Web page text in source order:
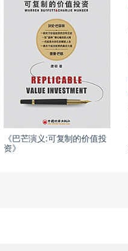
《巴芒演义:可复制的价值投
资》